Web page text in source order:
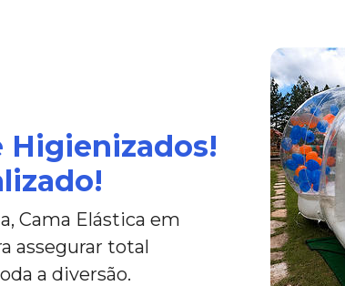
Higienizados!
Cama Elástica em
assegurar total
a diversão.